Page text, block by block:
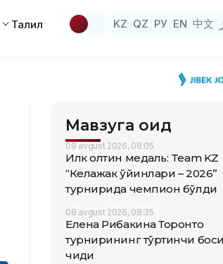
Таҳлил KZ QZ РУ EN 中文
Мавзуга оид
09 avgust 2026, 08:05
Илк олтин медаль: Team KZ
“Келажак ўйинлари – 2026”
турнирида чемпион бўлди
08 avgust 2026, 08:35
Елена Рибакина Торонто
турнирининг тўртинчи
чиқди